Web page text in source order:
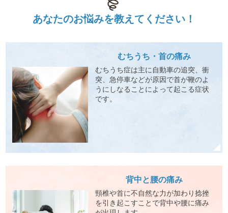
あなたのお悩みを教えてください！
むちうち・首の痛み
むちうち症は主に自動車の追突、衝
突、急停車などが原因で首が鞭のよ
うにしなることによって起こる症状
です。
背中と腰の痛み
頸椎や首に不自然な力が加わり捻挫
を引き起こすことで背中や腰に痛み